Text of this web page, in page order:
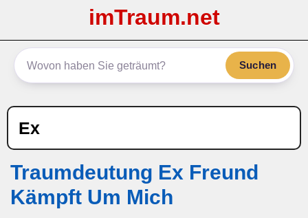
imTraum.net
Suchen
Ex
Traumdeutung Ex Freund
Kämpft Um Mich